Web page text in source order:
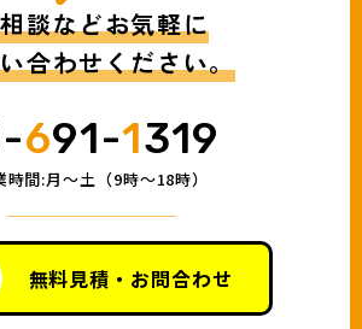
談などお気軽に
合わせください。
691-1319
時間:月〜土（9時〜18時）
無料見積・お問合わせ